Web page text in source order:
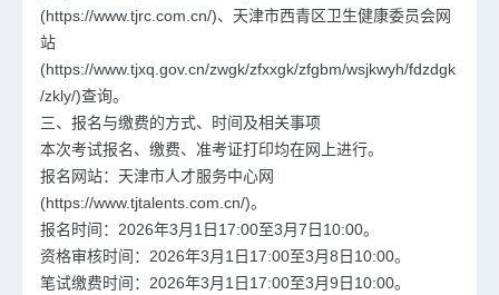
(https://www.tjrc.com.cn/)、天津市西青区卫生健康委员会网
站
(https://www.tjxq.gov.cn/zwgk/zfxxgk/zfgbm/wsjkwyh/fdzdgk
/zkly/)查询。
三、报名与缴费的方式、时间及相关事项
本次考试报名、缴费、准考证打印均在网上进行。
报名网站：天津市人才服务中心网
(https://www.tjtalents.com.cn/)。
报名时间：2026年3月1日17:00至3月7日10:00。
资格审核时间：2026年3月1日17:00至3月8日10:00。
笔试缴费时间：2026年3月1日17:00至3月9日10:00。